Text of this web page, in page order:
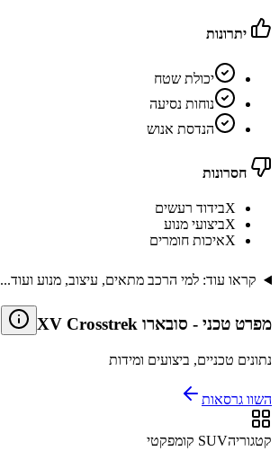
יתרונות
יכולת שטח
נוחות נסיעה
הנדסת אנוש
חסרונות
Xבידוד רעשים
Xביצועי מנוע
Xאיכות חומרים
קראו עוד: למי הרכב מתאים, עיצוב, מנוע ועוד...
מפרט טכני - סובארו XV Crosstrek
נתונים טכניים, ביצועים ומידות
השוו גרסאות
קטגוריהSUV קומפקטי